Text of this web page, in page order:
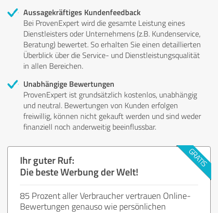
Aussagekräftiges Kundenfeedback
Bei ProvenExpert wird die gesamte Leistung eines
Dienstleisters oder Unternehmens (z.B. Kundenservice,
Beratung) bewertet. So erhalten Sie einen detaillierten
Überblick über die Service- und Dienstleistungsqualität
in allen Bereichen.
Unabhängige Bewertungen
ProvenExpert ist grundsätzlich kostenlos, unabhängig
und neutral. Bewertungen von Kunden erfolgen
freiwillig, können nicht gekauft werden und sind weder
finanziell noch anderweitig beeinflussbar.
Ihr guter Ruf:
Die beste Werbung der Welt!
85 Prozent aller Verbraucher vertrauen Online-
Bewertungen genauso wie persönlichen